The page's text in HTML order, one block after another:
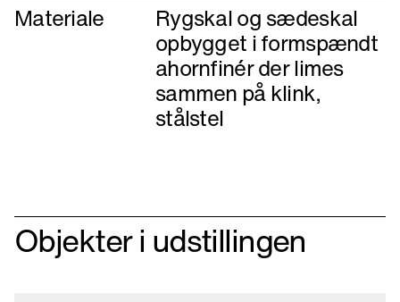
Materiale
Rygskal og sædeskal
opbygget i formspændt
ahornfinér der limes
sammen på klink,
stålstel
Objekter i udstillingen